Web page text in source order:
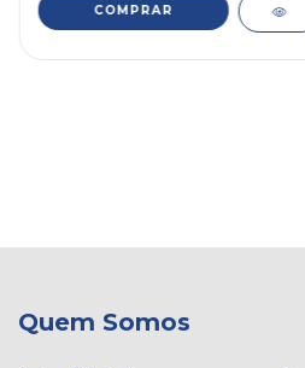
COMPRAR
Quem Somos